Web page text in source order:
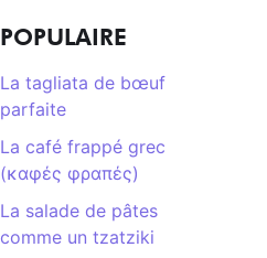
POPULAIRE
La tagliata de bœuf
parfaite
La café frappé grec
(καφές φραπές)
La salade de pâtes
comme un tzatziki